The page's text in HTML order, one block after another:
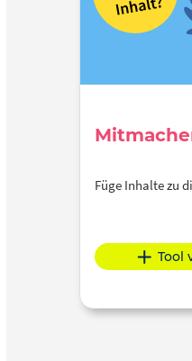
Füge Inhalte zu
Tool